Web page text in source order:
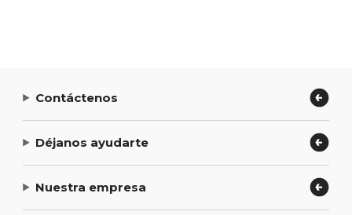
Contáctenos
Déjanos ayudarte
Nuestra empresa